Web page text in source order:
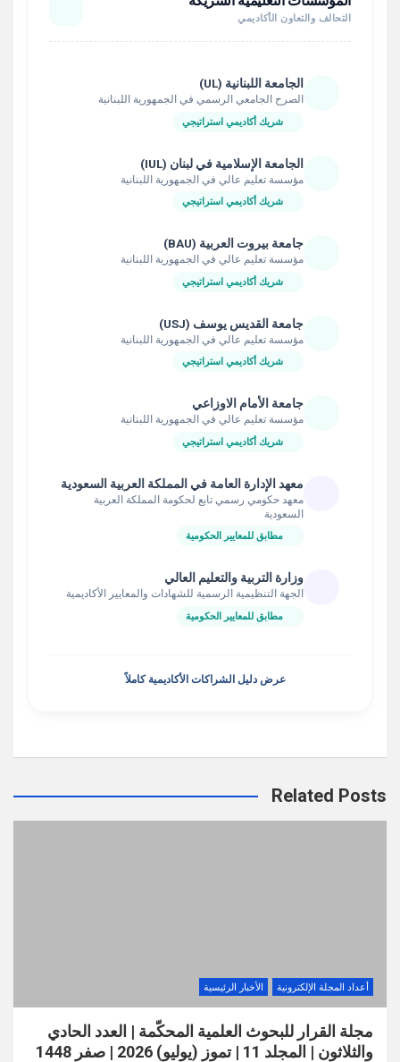
التحالف والتعاون الأكاديمي
الجامعة اللبنانية (UL)
الصرح الجامعي الرسمي في الجمهورية اللبنانية
شريك أكاديمي استراتيجي
الجامعة الإسلامية في لبنان (IUL)
مؤسسة تعليم عالي في الجمهورية اللبنانية
شريك أكاديمي استراتيجي
جامعة بيروت العربية (BAU)
مؤسسة تعليم عالي في الجمهورية اللبنانية
شريك أكاديمي استراتيجي
جامعة القديس يوسف (USJ)
مؤسسة تعليم عالي في الجمهورية اللبنانية
شريك أكاديمي استراتيجي
جامعة الأمام الاوزاعي
مؤسسة تعليم عالي في الجمهورية اللبنانية
شريك أكاديمي استراتيجي
معهد الإدارة العامة في المملكة العربية السعودية
معهد حكومي رسمي تابع لحكومة المملكة العربية
السعودية
مطابق للمعايير الحكومية
وزارة التربية والتعليم العالي
الجهة التنظيمية الرسمية للشهادات والمعايير الأكاديمية
مطابق للمعايير الحكومية
عرض دليل الشراكات الأكاديمية كاملاً
Related Posts
أعداد المجلة الإلكترونية الأخبار الرئيسية
مجلة القرار للبحوث العلمية المحكّمة | العدد الحادي
والثلاثون | المجلد 11 | تموز (يوليو) 2026 | صفر 1448